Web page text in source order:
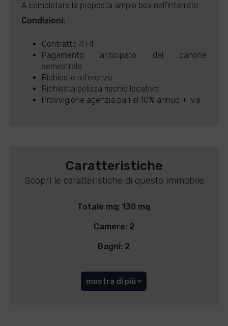
A completare la proposta ampio box nell'interrato.
Condizioni:
Contratto 4+4
Pagamento anticipato del canone
semestrale
Richieste referenze
Richiesta polizza rischio locativo
Provvigione agenzia pari al 10% annuo + iva
Caratteristiche
Scopri le caratteristiche di questo immobile
Totale mq: 130 mq
Camere: 2
Bagni: 2
mostra di più